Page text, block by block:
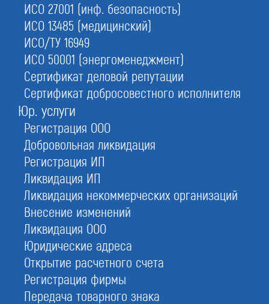
ИСО 27001 (инф. безопасность)
ИСО 13485 (медицинский)
ИСО/ТУ 16949
ИСО 50001 (энергоменеджмент)
Сертификат деловой репутации
Сертификат добросовестного исполнителя
Юр. услуги
Регистрация ООО
Добровольная ликвидация
Регистрация ИП
Ликвидация ИП
Ликвидация некоммерческих организаций
Внесение изменений
Ликвидация ООО
Юридические адреса
Открытие расчетного счета
Регистрация фирмы
Передача товарного знака
Отзывы по Лицензии МЧС
Отзывы по ISO